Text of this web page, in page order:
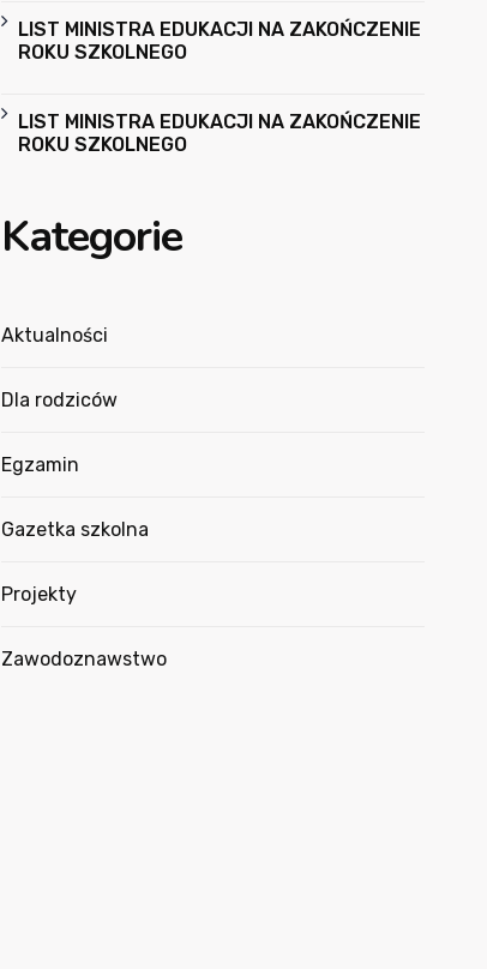
LIST MINISTRA EDUKACJI NA ZAKOŃCZENIE
ROKU SZKOLNEGO
LIST MINISTRA EDUKACJI NA ZAKOŃCZENIE
ROKU SZKOLNEGO
Kategorie
Aktualności
Dla rodziców
Egzamin
Gazetka szkolna
Projekty
Zawodoznawstwo